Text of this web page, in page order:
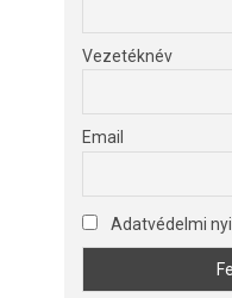
Vezetéknév
Email
Adatvédelmi